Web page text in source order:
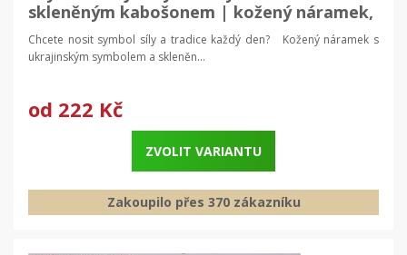
skleněným kabošonem | kožený náramek,
pánský náramek
Chcete nosit symbol síly a tradice každý den? Kožený náramek s
ukrajinským symbolem a skleněn...
od 222 Kč
ZVOLIT VARIANTU
Zakoupilo přes 370 zákazníku